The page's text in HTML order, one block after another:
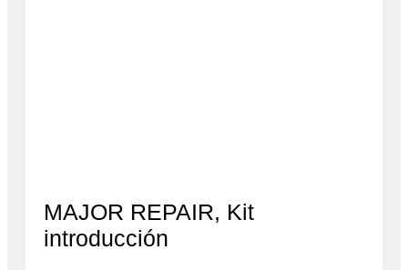
MAJOR REPAIR, Kit
introducción